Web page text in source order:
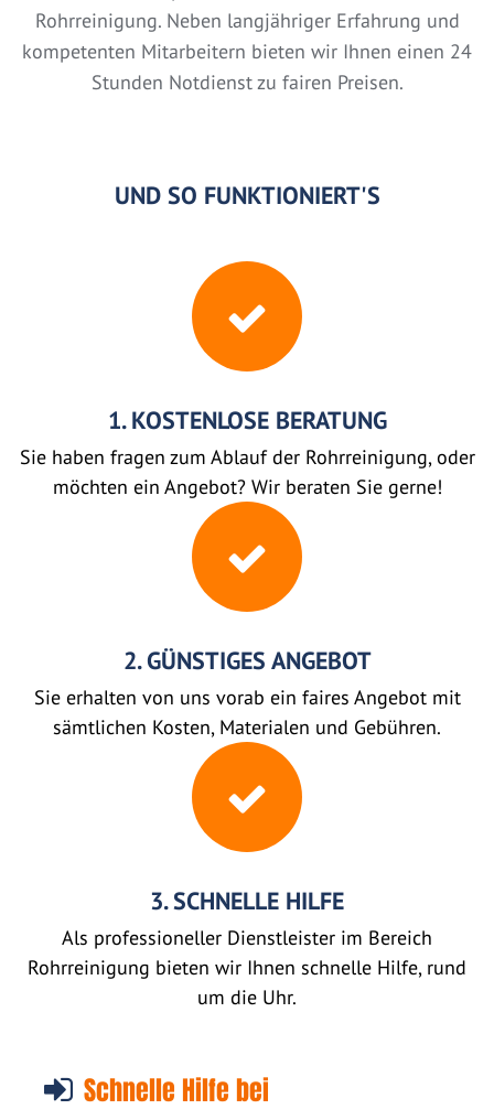
Rohrreinigung. Neben langjähriger Erfahrung und
kompetenten Mitarbeitern bieten wir Ihnen einen 24
Stunden Notdienst zu fairen Preisen.
UND SO FUNKTIONIERT'S
1. KOSTENLOSE BERATUNG
Sie haben fragen zum Ablauf der Rohrreinigung, oder
möchten ein Angebot? Wir beraten Sie gerne!
2. GÜNSTIGES ANGEBOT
Sie erhalten von uns vorab ein faires Angebot mit
sämtlichen Kosten, Materialen und Gebühren.
3. SCHNELLE HILFE
Als professioneller Dienstleister im Bereich
Rohrreinigung bieten wir Ihnen schnelle Hilfe, rund
um die Uhr.
Schnelle Hilfe bei